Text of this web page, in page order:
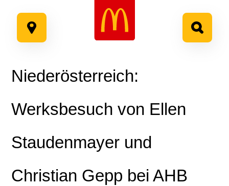
Inhalt
springen
Niederösterreich:
Werksbesuch von Ellen
Staudenmayer und
Christian Gepp bei AHB